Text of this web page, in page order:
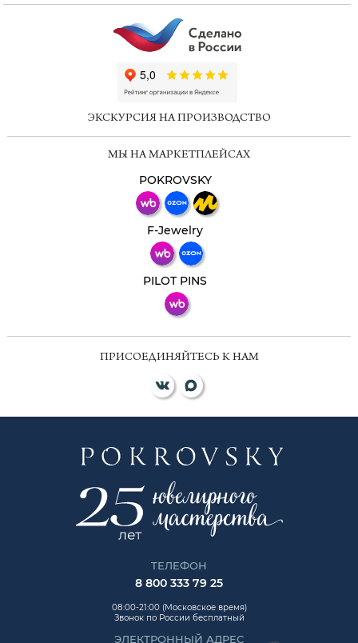
ЭКСКУРСИЯ НА ПРОИЗВОДСТВО
МЫ НА МАРКЕТПЛЕЙСАХ
POKROVSKY
F-Jewelry
PILOT PINS
ПРИСОЕДИНЯЙТЕСЬ К НАМ
ТЕЛЕФОН
8 800 333 79 25
08:00-21:00 (Московское время)
Звонок по России бесплатный
ЭЛЕКТРОННЫЙ АДРЕС